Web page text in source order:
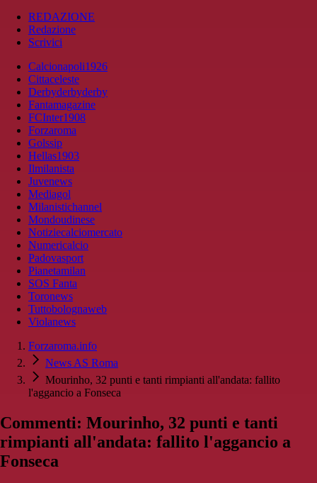
REDAZIONE
Redazione
Scrivici
Calcionapoli1926
Cittaceleste
Derbyderbyderby
Fantamagazine
FCInter1908
Forzaroma
Golssip
Hellas1903
Ilmilanista
Juvenews
Mediagol
Milanistichannel
Mondoudinese
Notiziecalciomercato
Numericalcio
Padovasport
Pianetamilan
SOS Fanta
Toronews
Tuttobolognaweb
Violanews
Forzaroma.info
News AS Roma
Mourinho, 32 punti e tanti rimpianti all'andata: fallito
l'aggancio a Fonseca
Commenti: Mourinho, 32 punti e tanti
rimpianti all'andata: fallito l'aggancio a
Fonseca